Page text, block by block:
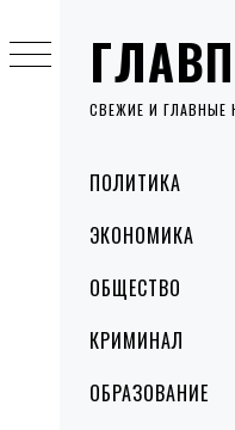
СВЕЖИЕ И ГЛАВНЫЕ
MenuПОЛИТИКА
ЭКОНОМИКА
ОБЩЕСТВО
КРИМИНАЛ
ОБРАЗОВАНИЕ
to
content